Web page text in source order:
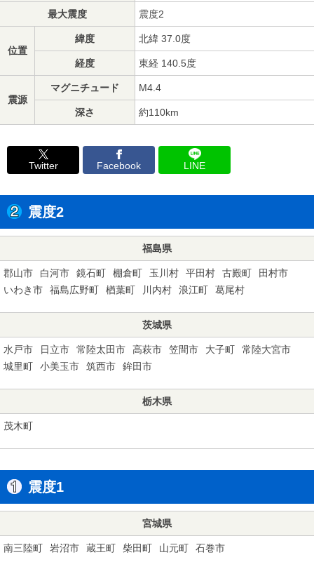
最大震度 震度2
位置
緯度 北緯 37.0度
経度 東経 140.5度
震源
マグニチュード M4.4
深さ 約110km
Twitter Facebook LINE
震度2
福島県
郡山市 白河市 鏡石町 棚倉町 玉川村 平田村 古殿町
田村市
いわき市
福島広野町 楢葉町 川内村 浪江町 葛尾村
茨城県
水戸市 日立市 常陸太田市 高萩市 笠間市 大子町
常陸大宮市
城里町
小美玉市 筑西市 鉾田市
栃木県
茂木町
震度1
宮城県
南三陸町 岩沼市 蔵王町 柴田町 山元町 石巻市